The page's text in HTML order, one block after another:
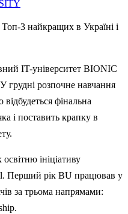
3 найкращих в Україні і
IT-університет BIONIC
грудні розпочне навчання
фінальна
і поставить крапку в
ініціативу
Перший рік BU працював у
за трьома напрямами: